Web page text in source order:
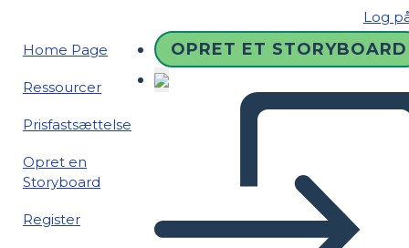
Log
Home Page
Ressourcer
Prisfastsættelse
Opret en
Storyboard
Register
OPRET ET STORYBOARD